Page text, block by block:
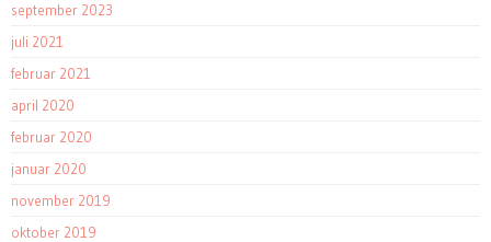
september 2023
juli 2021
februar 2021
april 2020
februar 2020
januar 2020
november 2019
oktober 2019